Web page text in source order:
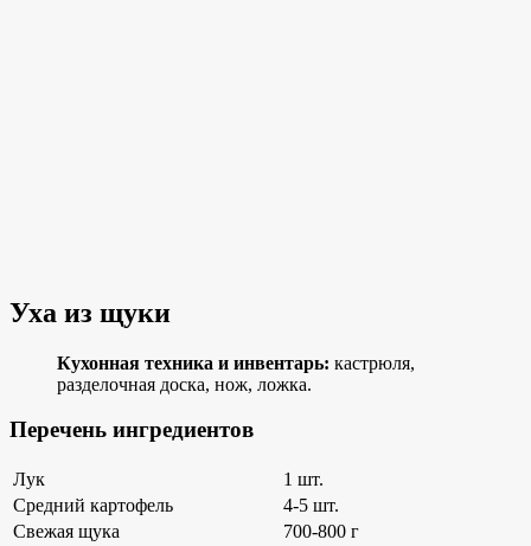
Уха из щуки
Кухонная техника и инвентарь: кастрюля,
разделочная доска, нож, ложка.
Перечень ингредиентов
Лук
1 шт.
Средний картофель
4-5 шт.
Свежая щука
700-800 г